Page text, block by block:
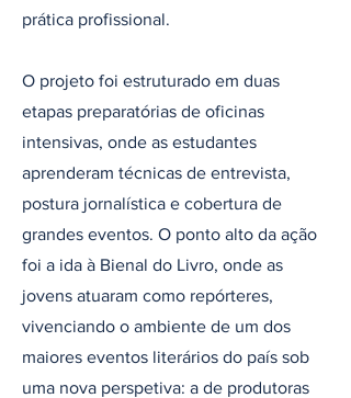
prática profissional.
O projeto foi estruturado em duas
etapas preparatórias de oficinas
intensivas, onde as estudantes
aprenderam técnicas de entrevista,
postura jornalística e cobertura de
grandes eventos. O ponto alto da ação
foi a ida à Bienal do Livro, onde as
jovens atuaram como repórteres,
vivenciando o ambiente de um dos
maiores eventos literários do país sob
uma nova perspetiva: a de produtoras